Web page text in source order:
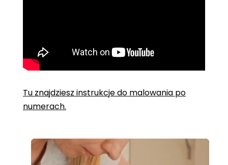
Tu znajdziesz instrukcje do malowania po
numerach.